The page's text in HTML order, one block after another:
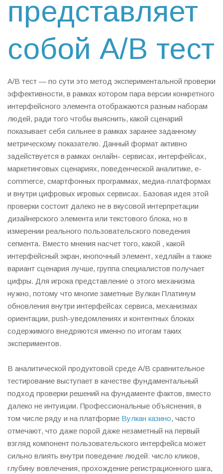
представляет
собой A/B тест
A/B тест — по сути это метод экспериментальной проверки
эффективности, в рамках котором пара версии конкретного
интерфейсного элемента отображаются разным наборам
людей, ради того чтобы выяснить, какой сценарий
показывает себя сильнее в рамках заранее заданному
метрическому показателю. Данный формат активно
задействуется в рамках онлайн- сервисах, интерфейсах,
маркетинговых сценариях, поведенческой аналитике, e-
commerce, смартфонных программах, медиа-платформах
и внутри цифровых игровых сервисах. Базовая идея этой
проверки состоит далеко не в вкусовой интерпретации
дизайнерского элемента или текстового блока, но в
измерении реального пользовательского поведения
сегмента. Вместо мнения насчет того, какой , какой
интерфейсный экран, кнопочный элемент, хедлайн а также
вариант сценария лучше, группа специалистов получает
цифры. Для игрока представление о этого механизма
нужно, потому что многие заметные Вулкан Платинум
обновления внутри интерфейсах сервиса, механизмах
ориентации, push-уведомлениях и контентных блоках
содержимого внедряются именно по итогам таких
экспериментов.
В аналитической продуктовой среде A/B сравнительное
тестирование выступает в качестве фундаментальный
подход проверки решений на фундаменте фактов, вместо
далеко не интуиции. Профессиональные объяснения, в
том числе ряду и на платформе Вулкан казино, часто
отмечают, что даже порой даже незаметный на первый
взгляд компонент пользовательского интерфейса может
сильно влиять внутри поведение людей: число кликов,
глубину вовлечения, прохождение регистрационного шага,